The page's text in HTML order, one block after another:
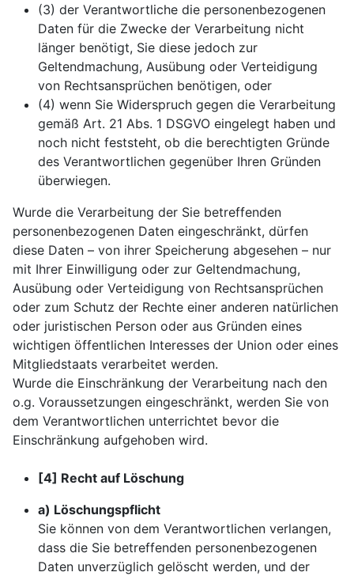
(3) der Verantwortliche die personenbezogenen
Daten für die Zwecke der Verarbeitung nicht
länger benötigt, Sie diese jedoch zur
Geltendmachung, Ausübung oder Verteidigung
von Rechtsansprüchen benötigen, oder
(4) wenn Sie Widerspruch gegen die Verarbeitung
gemäß Art. 21 Abs. 1 DSGVO eingelegt haben und
noch nicht feststeht, ob die berechtigten Gründe
des Verantwortlichen gegenüber Ihren Gründen
überwiegen.
Wurde die Verarbeitung der Sie betreffenden
personenbezogenen Daten eingeschränkt, dürfen
diese Daten – von ihrer Speicherung abgesehen – nur
mit Ihrer Einwilligung oder zur Geltendmachung,
Ausübung oder Verteidigung von Rechtsansprüchen
oder zum Schutz der Rechte einer anderen natürlichen
oder juristischen Person oder aus Gründen eines
wichtigen öffentlichen Interesses der Union oder eines
Mitgliedstaats verarbeitet werden.
Wurde die Einschränkung der Verarbeitung nach den
o.g. Voraussetzungen eingeschränkt, werden Sie von
dem Verantwortlichen unterrichtet bevor die
Einschränkung aufgehoben wird.
[4] Recht auf Löschung
a) Löschungspflicht
Sie können von dem Verantwortlichen verlangen,
dass die Sie betreffenden personenbezogenen
Daten unverzüglich gelöscht werden, und der